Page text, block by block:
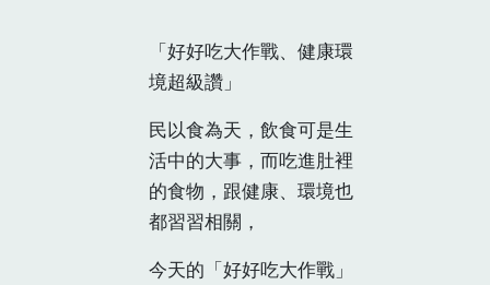
「好好吃大作戰、健康環
境超級讚」
民以食為天，飲食可是生
活中的大事，而吃進肚裡
的食物，跟健康、環境也
都習習相關，
今天的「好好吃大作戰」